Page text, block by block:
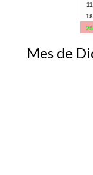
11
18
25
Mes de